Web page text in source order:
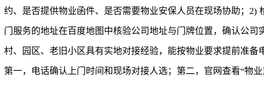
约、是否提供物业函件、是否需要物业安保人员在现场协助；2)
门服务的地址在百度地图中核验公司地址与门牌位置，确认公
村、园区、老旧小区具有实地对接经验，能按物业要求提前准
第一，电话确认上门时间和现场对接人选；第二，官网查看“物